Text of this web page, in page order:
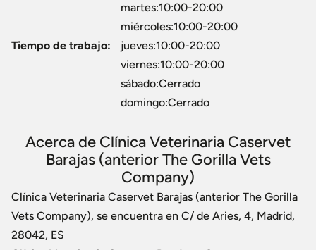
Tiempo de trabajo:
martes:10:00-20:00
miércoles:10:00-20:00
jueves:10:00-20:00
viernes:10:00-20:00
sábado:Cerrado
domingo:Cerrado
Acerca de Clínica Veterinaria Caservet
Barajas (anterior The Gorilla Vets
Company)
Clínica Veterinaria Caservet Barajas (anterior The Gorilla
Vets Company), se encuentra en C/ de Aries, 4, Madrid,
28042, ES